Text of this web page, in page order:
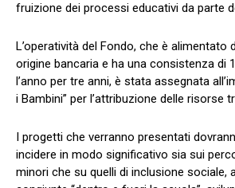
fruizione dei processi educativi da parte
L’operatività del Fondo, che è alimentato
origine bancaria e ha una consistenza di
l’anno per tre anni, è stata assegnata
i Bambini” per l’attribuzione delle risorse
I progetti che verranno presentati
incidere in modo significativo sia sui
minori che su quelli di inclusione sociale,